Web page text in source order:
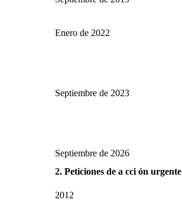
Enero de 2022
Septiembre de 2023
Septiembre de 2026
2. Peticiones de a cci ón urgente
2012